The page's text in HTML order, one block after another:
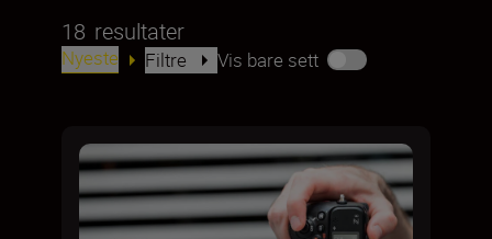
18 resultater
Nyeste Filtre Vis bare sett